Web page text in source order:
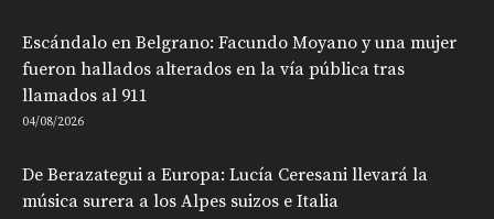
Escándalo en Belgrano: Facundo Moyano y una mujer
fueron hallados alterados en la vía pública tras
llamados al 911
04/08/2026
De Berazategui a Europa: Lucía Ceresani llevará la
música surera a los Alpes suizos e Italia